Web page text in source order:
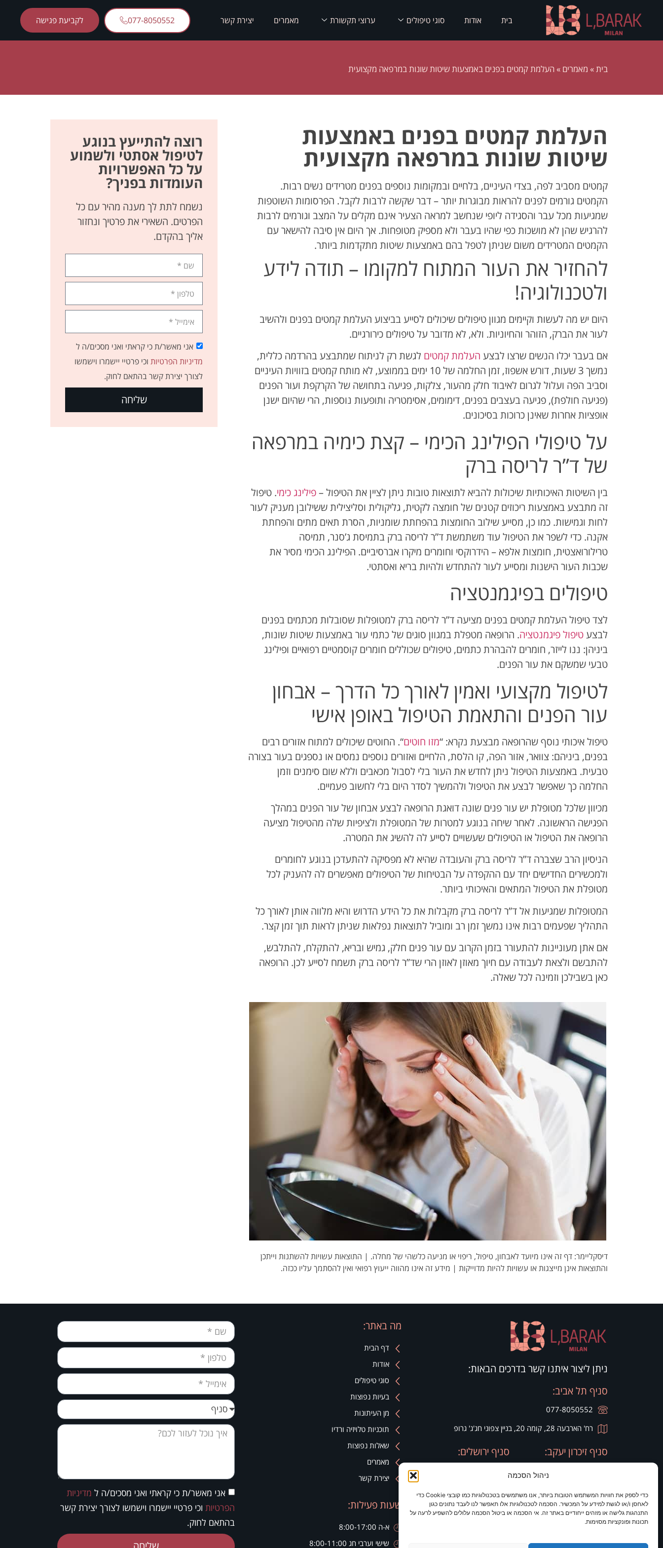
ניהול הסכמה
כדי לספק את חוויות המשתמש הטובות ביותר, אנו משתמשים בטכנולוגיות כמו קובצי Cookie כדי
לאחסן ו/או לגשת למידע על המכשיר. הסכמה לטכנולוגיות אלו תאפשר לנו לעבד נתונים כגון
התנהגות גלישה או מזהים ייחודיים באתר זה. אי הסכמה או ביטול הסכמה עלולים להשפיע לרעה על
תכונות ופונקציות מסוימות.
בית אודות סוגי טיפולים ערוצי תקשורת מאמרים יצירת קשר 077-8050552 לקביעת פגישה
בית» מאמרים »העלמת קמטים בפנים באמצעות שיטות שונות במרפאה מקצועית
העלמת קמטים בפנים באמצעות
שיטות שונות במרפאה מקצועית
קמטים מסביב לפה, בצדי העיניים, בלחיים ובמקומות נוספים בפנים מטרידים נשים רבות.
הקמטים גורמים לפנים להראות מבוגרות יותר – דבר שקשה לרבות לקבל. הפרסומות השוטפות
שמגיעות מכל עבר והסגידה ליופי שנחשב למראה הצעיר אינם מקלים על המצב וגורמים לרבות
להרגיש שהן לא מושכות כפי שהיו בעבר ולא מספיק מטופחות. אך היום אין סיבה להישאר עם
הקמטים המטרידים משום שניתן לטפל בהם באמצעות שיטות מתקדמות ביותר.
להחזיר את העור המתוח למקומו – תודה לידע
ולטכנולוגיה!
היום יש מה לעשות וקיימים מגוון טיפולים שיכולים לסייע בביצוע העלמת קמטים בפנים ולהשיב
לעור את הברק, הזוהר והחיוניות. ולא, לא מדובר על טיפולים כירורגיים.
אם בעבר יכלו הנשים שרצו לבצע העלמת קמטים לגשת רק לניתוח שמתבצע בהרדמה כללית,
נמשך 3 שעות, דורש אשפוז, זמן החלמה של 10 ימים בממוצע, לא מותח קמטים בזוויות העיניים
וסביב הפה ועלול לגרום לאיבוד חלק מהעור, צלקות, פגיעה בתחושה של הקרקפת ועור הפנים
(פגיעה חולפת), פגיעה בעצבים בפנים, דימומים, אסימטריה ותופעות נוספות, הרי שהיום ישנן
אופציות אחרות שאינן כרוכות בסיכונים.
על טיפולי הפילינג הכימי – קצת כימיה במרפאה
של ד”ר לריסה ברק
בין השיטות האיכותיות שיכולות להביא לתוצאות טובות ניתן לציין את הטיפול –פילינג כימי. טיפול
זה מתבצע באמצעות ריכוזים קטנים של חומצה לקטית, גליקולית וסליצילית ששילובן מעניק לעור
לחות וגמישות. כמו כן, מסייע שילוב החומצות בהפחתת שומניות, הסרת תאים מתים והפחתת
אקנה. כדי לשפר את הטיפול עוד משתמשת ד”ר לריסה ברק בתמיסת ג’סנר, תמיסה
טרילורואצטית, חומצות אלפא – הידרוקסי וחומרים מיקרו אברסיביים. הפילינג הכימי מסיר את
שכבות העור הישנות ומסייע לעור להתחדש ולהיות בריא ואסתטי.
טיפולים בפיגמנטציה
לצד טיפול העלמת קמטים בפנים מציעה ד”ר לריסה ברק למטופלות שסובלות מכתמים בפנים
לבצעטיפול פיגמנטציה. הרופאה מטפלת במגוון סוגים של כתמי עור באמצעות שיטות שונות,
ביניהן: ננו לייזר, חומרים להבהרת כתמים, טיפולים שכוללים חומרים קוסמטיים רפואיים ופילינג
טבעי שמשקם את עור הפנים.
לטיפול מקצועי ואמין לאורך כל הדרך – אבחון
עור הפנים והתאמת הטיפול באופן אישי
טיפול איכותי נוסף שהרופאה מבצעת נקרא: “מזו חוטים“. החוטים שיכולים למתוח אזורים רבים
בפנים, ביניהם: צוואר, אזור הפה, קו הלסת, הלחיים ואזורים נוספים נמסים או נספגים בעור בצורה
טבעית. באמצעות הטיפול ניתן לחדש את העור בלי לסבול מכאבים וללא שום סימנים וזמן
החלמה כך שאפשר לבצע את הטיפול ולהמשיך לסדר היום בלי לחשוב פעמיים.
מכיוון שלכל מטופלת יש עור פנים שונה דואגת הרופאה לבצע אבחון של עור הפנים במהלך
הפגישה הראשונה. לאחר שיחה בנוגע למטרות של המטופלת ולציפיות שלה מהטיפול מציעה
הרופאה את הטיפול או הטיפולים שעשויים לסייע לה להשיג את המטרה.
הניסיון הרב שצברה ד”ר לריסה ברק והעובדה שהיא לא מפסיקה להתעדכן בנוגע לחומרים
ולמכשירים החדישים יחד עם ההקפדה על הבטיחות של הטיפולים מאפשרים לה להעניק לכל
מטופלת את הטיפול המתאים והאיכותי ביותר.
המטופלות שמגיעות אל ד”ר לריסה ברק מקבלות את כל הידע הדרוש והיא מלווה אותן לאורך כל
התהליך שפעמים רבות אינו נמשך זמן רב ומוביל לתוצאות נפלאות שניתן לראות תוך זמן קצר.
אם אתן מעוניינות להתעורר בזמן הקרוב עם עור פנים חלק, גמיש ובריא, להתקלח, להתלבש,
להתבשם ולצאת לעבודה עם חיוך מאוזן לאוזן הרי שד”ר לריסה ברק תשמח לסייע לכן. הרופאה
כאן בשבילכן וזמינה לכל שאלה.
דיסקליימר: דף זה אינו מיועד לאבחון, טיפול, ריפוי או מניעה כלשהי של מחלה. | התוצאות עשויות להשתנות וייתכן
והתוצאות אינן מייצגות או עשויות להיות מדוייקות | מידע זה אינו מהווה ייעוץ רפואי ואין להסתמך עליו ככזה.
רוצה להתייעץ בנוגע
לטיפול אסתטי ולשמוע
על כל האפשרויות
העומדות בפניך?
נשמח לתת לך מענה מהיר עם כל
הפרטים. השאירי את פרטיך ונחזור
אליך בהקדם.
אני מאשר/ת כי קראתי ואני מסכים/ה ל
מדיניות הפרטיות וכי פרטיי יישמרו וישמשו
לצורך יצירת קשר בהתאם לחוק.
שליחה
ניתן ליצור איתנו קשר בדרכים הבאות:
סניף תל אביב:
077-8050552
רח' הארבעה 28, קומה 20, בניין צפוני חג'ג' גרופ
סניף זיכרון יעקב:
077-8050420
רח' היין 9
סניף ירושלים:
מלון כרמים
מה באתר:
דף הבית
אודות
סוגי טיפולים
בעיות נפוצות
מן העיתונות
תוכניות טלויזיה ורדיו
שאלות נפוצות
מאמרים
יצירת קשר
שעות פעילות:
א-ה 8:00-17:00
שישי וערבי חג 8:00-11:00
אני מאשר/ת כי קראתי ואני מסכים/ה ל מדיניות
הפרטיות וכי פרטיי יישמרו וישמשו לצורך יצירת קשר
בהתאם לחוק.